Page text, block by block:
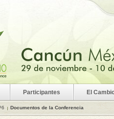
Documentos de la Conferencia
Participantes El